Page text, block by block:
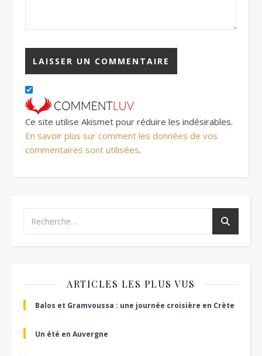
Ce site utilise Akismet pour réduire les indésirables.
En savoir plus sur comment les données de vos
commentaires sont utilisées.
ARTICLES LES PLUS VUS
Balos et Gramvoussa : une journée croisière en Crète
Un été en Auvergne